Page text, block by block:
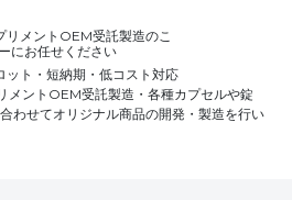
リメントOEM受託製造のこ
にお任せください
ト・短納期・低コスト対応
メントOEM受託製造・各種カプセルや錠
わせてオリジナル商品の開発・製造を行い